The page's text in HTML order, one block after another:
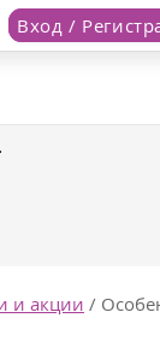
Вход /
и акции /